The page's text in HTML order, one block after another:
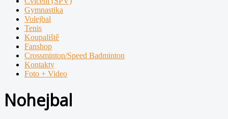
Gymnastika
Volejbal
Tenis
Koupaliště
Fanshop
Crossminton/Speed Badminton
Kontakty
Foto + Video
Nohejbal